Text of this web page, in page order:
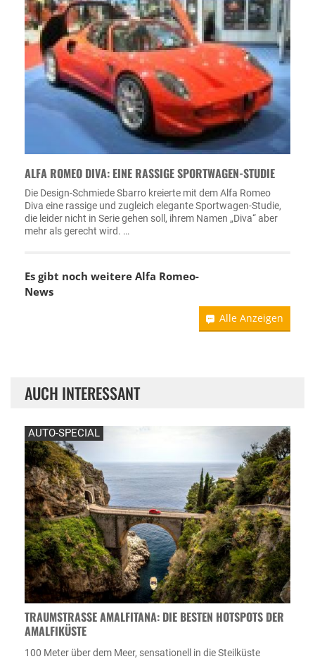
ALFA ROMEO DIVA: EINE RASSIGE SPORTWAGEN-STUDIE
Die Design-Schmiede Sbarro kreierte mit dem Alfa Romeo
Diva eine rassige und zugleich elegante Sportwagen-Studie,
die leider nicht in Serie gehen soll, ihrem Namen „Diva“ aber
mehr als gerecht wird. …
Es gibt noch weitere Alfa Romeo-
News
Alle Anzeigen
AUCH INTERESSANT
AUTO-SPECIAL
TRAUMSTRASSE AMALFITANA: DIE BESTEN HOTSPOTS DER A
MALFIKÜSTE
100 Meter über dem Meer, sensationell in die Steilküste